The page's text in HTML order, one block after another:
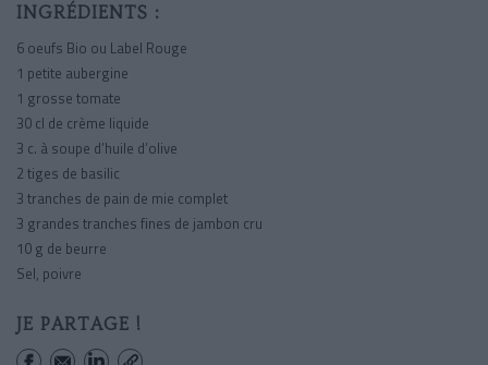
INGRÉDIENTS :
6 oeufs Bio ou Label Rouge
1 petite aubergine
1 grosse tomate
30 cl de crème liquide
3 c. à soupe d’huile d’olive
2 tiges de basilic
3 tranches de pain de mie complet
3 grandes tranches fines de jambon cru
10 g de beurre
Sel, poivre
JE PARTAGE !